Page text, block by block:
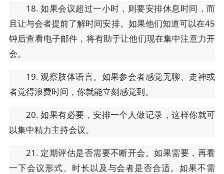
18. 如果会议超过一小时，则要安排休息时间，而
且让与会者提前了解时间安排。如果他们知道可以在45
钟后查看电子邮件，将有助于让他们现在集中注意力开
会。
19. 观察肢体语言。如果参会者感觉无聊、走神或
者觉得浪费时间，你就能立刻感觉到。
20. 如果有必要，安排一个人做记录，这样你就可
以集中精力主持会议。
21. 定期评估是否需要不断开会。如果需要，再看
一下会议形式、时长以及与会者是否合适。如果不需